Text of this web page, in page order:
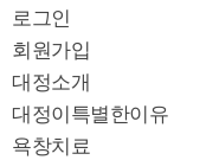
로그인
회원가입
대정소개
대정이특별한이유
욕창치료